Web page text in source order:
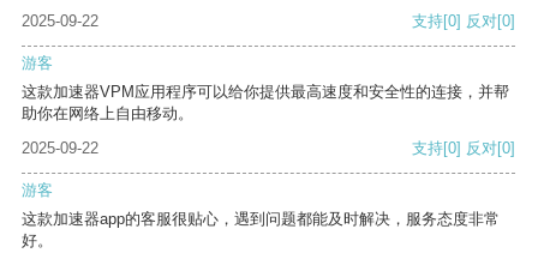
2025-09-22
支持[0] 反对[0]
游客
这款加速器VPM应用程序可以给你提供最高速度和安全性的连接，并帮
助你在网络上自由移动。
2025-09-22
支持[0] 反对[0]
游客
这款加速器app的客服很贴心，遇到问题都能及时解决，服务态度非常
好。